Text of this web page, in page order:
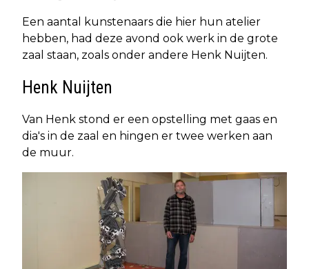
Een aantal kunstenaars die hier hun atelier
hebben, had deze avond ook werk in de grote
zaal staan, zoals onder andere Henk Nuijten.
Henk Nuijten
Van Henk stond er een opstelling met gaas en
dia's in de zaal en hingen er twee werken aan
de muur.